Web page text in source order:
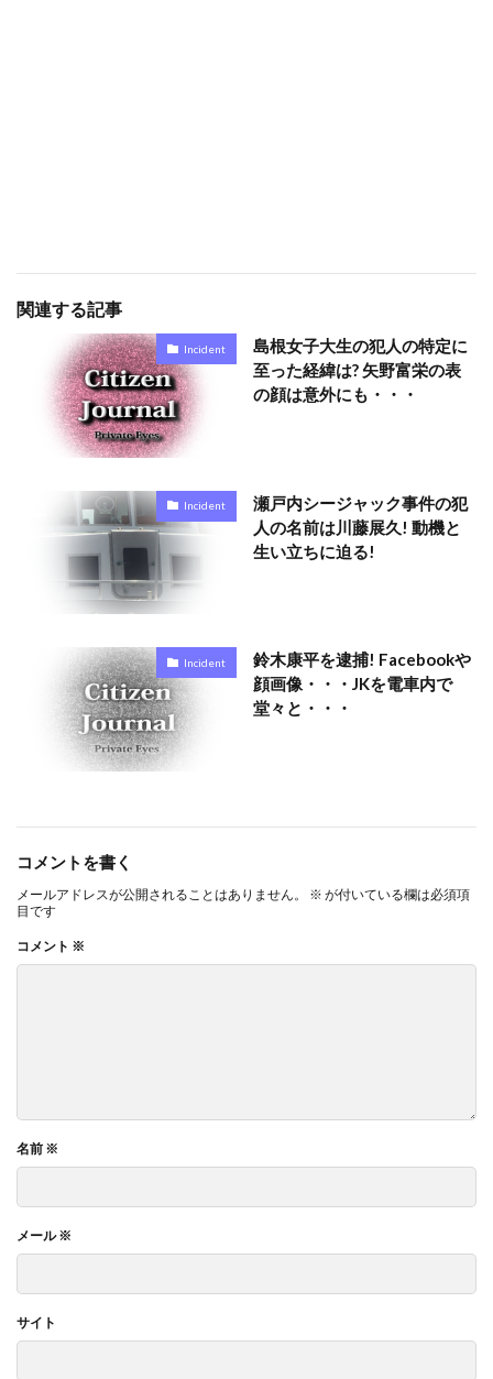
関連する記事
Incident
島根女子大生の犯人の特定に
至った経緯は? 矢野富栄の表
の顔は意外にも・・・
Incident
瀬戸内シージャック事件の犯
人の名前は川藤展久! 動機と
生い立ちに迫る!
Incident
鈴木康平を逮捕! Facebookや
顔画像・・・JKを電車内で
堂々と・・・
コメントを書く
メールアドレスが公開されることはありません。 ※ が付いている欄は必須項
目です
コメント ※
名前 ※
メール※
サイト